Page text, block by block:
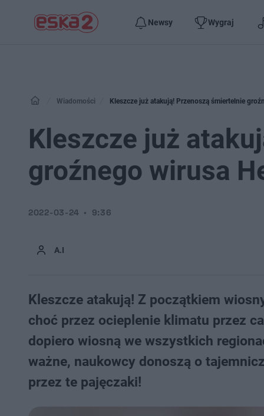
Newsy Wygraj
Wiadomości Kleszcze już atakują! Przenoszą śmiertelnie
Kleszcze już
groźnego wirusa
A.I
2022-03-24 9:36
Kleszcze atakują! Z początkiem
choć przez ocieplenie klimatu przez
dopiero wiosną we wszystkich
ważne, naukowcy donoszą o
przez te pajęczaki!